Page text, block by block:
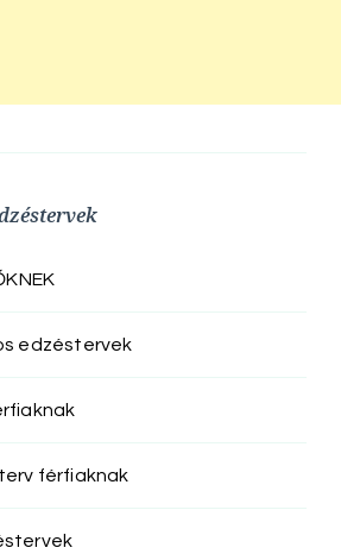
edzéstervek
férfiaknak